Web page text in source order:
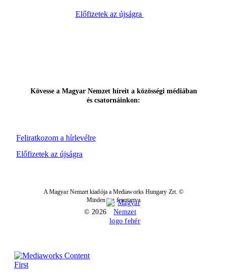
Előfizetek az újságra
Feliratkozom a hírlevélre
Kövesse a Magyar Nemzet híreit a közösségi médiában
és csatornáinkon:
Előfizetek az újságra
A Magyar Nemzet kiadója a Mediaworks Hungary Zrt. ©
Minden jog fenntartva
© 2026